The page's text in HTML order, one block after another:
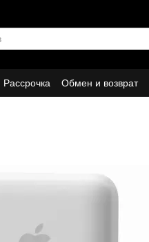
Рассрочка Обмен и возврат
Партнёры О нас